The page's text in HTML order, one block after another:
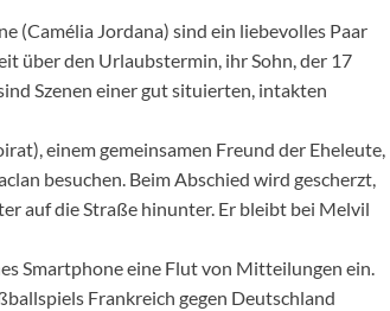
(Camélia Jordana) sind ein liebevolles Paar
über den Urlaubstermin, ihr Sohn, der 17
Szenen einer gut situierten, intakten
einem gemeinsamen Freund der Eheleute,
besuchen. Beim Abschied wird gescherzt,
auf die Straße hinunter. Er bleibt bei Melvil
Smartphone eine Flut von Mitteilungen ein.
Frankreich gegen Deutschland